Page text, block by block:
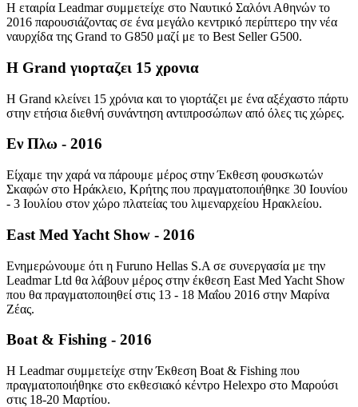
Η εταιρία Leadmar συμμετείχε στο Ναυτικό Σαλόνι Αθηνών το
2016 παρουσιάζοντας σε ένα μεγάλο κεντρικό περίπτερο την νέα
ναυρχίδα της Grand το G850 μαζί με το Best Seller G500.
Η Grand γιορταζει 15 χρονια
Η Grand κλείνει 15 χρόνια και το γιορτάζει με ένα αξέχαστο πάρτυ
στην ετήσια διεθνή συνάντηση αντιπροσώπων από όλες τις χώρες.
Eν Πλω - 2016
Είχαμε την χαρά να πάρουμε μέρος στην Έκθεση φουσκωτών
Σκαφών στο Ηράκλειο, Κρήτης που πραγματοποιήθηκε 30 Ιουνίου
- 3 Ιουλίου στον χώρο πλατείας του λιμεναρχείου Ηρακλείου.
East Med Yacht Show - 2016
Ενημερώνουμε ότι η Furuno Hellas S.A σε συνεργασία με την
Leadmar Ltd θα λάβουν μέρος στην έκθεση East Med Yacht Show
που θα πραγματοποιηθεί στις 13 - 18 Μαΐου 2016 στην Μαρίνα
Ζέας.
Boat & Fishing - 2016
H Leadmar συμμετείχε στην Έκθεση Boat & Fishing που
πραγματοποιήθηκε στο εκθεσιακό κέντρο Helexpo στο Μαρούσι
στις 18-20 Μαρτίου.